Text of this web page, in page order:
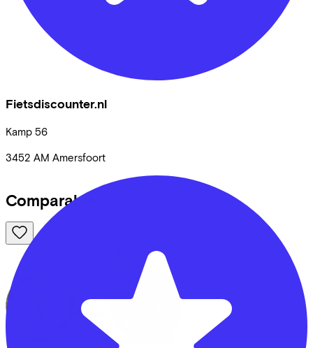
Fietsdiscounter.nl
Kamp 56
3452 AM Amersfoort
Comparable bikes